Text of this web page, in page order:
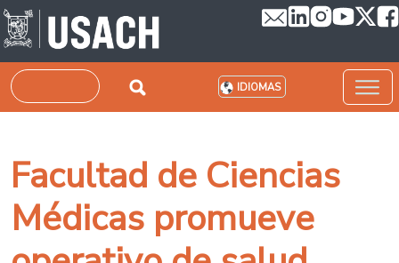
Pasar al contenido principal
Buscar IDIOMAS
Facultad de Ciencias
Médicas promueve